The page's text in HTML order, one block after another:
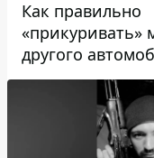
Как правильно
«прикуривать»
другого
инструкция для